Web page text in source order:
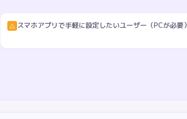
△ スマホアプリで手軽に設定したいユーザー（PCが必要）